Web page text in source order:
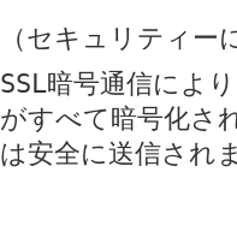
（セキュリティー
SSL暗号通信によ
がすべて暗号化さ
は安全に送信され